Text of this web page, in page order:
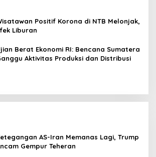
Positif Korona di NTB Melonjak,
Liburan
Berat Ekonomi RI: Bencana Sumatera
Aktivitas Produksi dan Distribusi
AS-Iran Memanas Lagi, Trump
Gempur Teheran